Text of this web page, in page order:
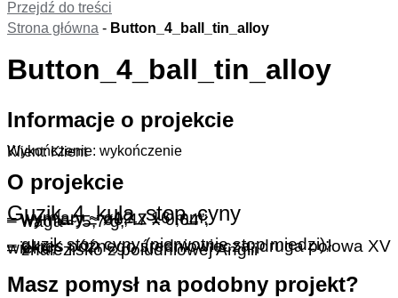
Przejdź do treści
Strona główna - Button_4_ball_tin_alloy
Button_4_ball_tin_alloy
Informacje o projekcie
Wykończenie: wykończenie
Klient: Klient
O projekcie
Guzik_4_kula_stop_cyny
– wymiary ~ ø12 x 16 mm;
– wymiary ~ ø0,47 x 0,64”;
– waga ~ 5,7 g;
– guzik stop cyny (pierwotnie stop miedzi);
– okres późnego średniowiecza, druga połowa XV wieku;
– znalezisko z południowej Anglii
Masz pomysł na podobny projekt?